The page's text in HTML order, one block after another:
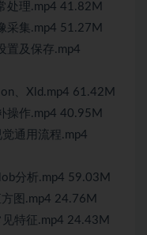
处理.mp4 41.82M
采集.mp4 51.27M
置及保存.mp4
、Xld.mp4 61.42M
操作.mp4 40.95M
通用流程.mp4
分析.mp4 59.03M
图.mp4 24.76M
特征.mp4 24.43M